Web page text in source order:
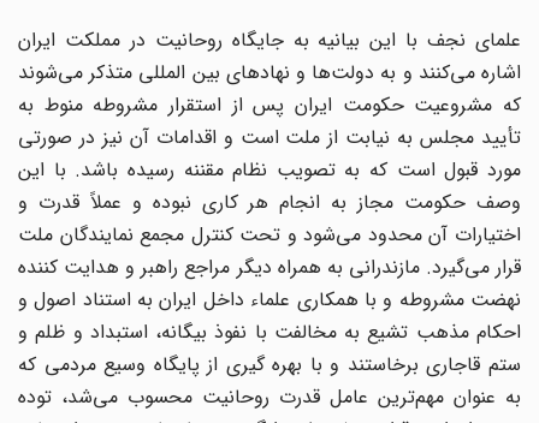
علمای نجف با این بیانیه به جایگاه روحانیت در مملکت ایران
اشاره می‌کنند و به دولت‌ها و نهادهای بین المللی متذکر می‌شوند
که مشروعیت حکومت ایران پس از استقرار مشروطه منوط به
تأیید مجلس به نیابت از ملت است و اقدامات آن نیز در صورتی
مورد قبول است که به تصویب نظام مقننه رسیده باشد. با این
وصف حکومت مجاز به انجام هر کاری نبوده و عملاً قدرت و
اختیارات آن محدود می‌شود و تحت کنترل مجمع نمایندگان ملت
قرار می‌گیرد. مازندرانی به همراه دیگر مراجع راهبر و هدایت کننده
نهضت مشروطه و با همکاری علماء داخل ایران به استناد اصول و
احکام مذهب تشیع به مخالفت با نفوذ بیگانه، استبداد و ظلم و
ستم قاجاری برخاستند و با بهره گیری از پایگاه وسیع مردمی که
به عنوان مهم‌ترین عامل قدرت روحانیت محسوب می‌شد، توده